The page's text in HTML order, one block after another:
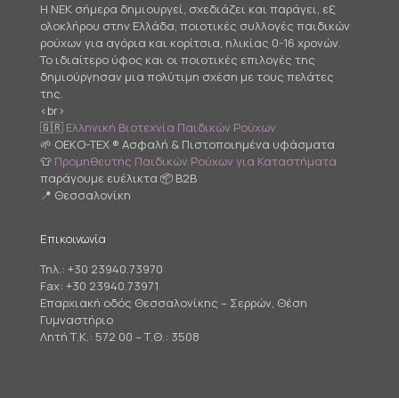
Η NEK σήμερα δημιουργεί, σχεδιάζει και παράγει, εξ
ολοκλήρου στην Ελλάδα, ποιοτικές συλλογές παιδικών
ρούχων για αγόρια και κορίτσια, ηλικίας 0-16 χρονών.
Το ιδιαίτερο ύφος και οι ποιοτικές επιλογές της
δημιούργησαν μια πολύτιμη σχέση με τους πελάτες
της.
<br>
🇬🇷 Ελληνική Βιοτεχνία Παιδικών Ρούχων
🌱 OEKO-TEX ® Ασφαλή & Πιστοποιημένα υφάσματα
👕 Προμηθευτής Παιδικών Ρούχων για Καταστήματα
παράγουμε ευέλικτα 📦 B2B
📍 Θεσσαλονίκη
Επικοινωνία
Τηλ.: +30 23940.73970
Fax: +30 23940.73971
Επαρχιακή οδός Θεσσαλονίκης – Σερρών, Θέση
Γυμναστήριο
Λητή Τ.Κ.: 572 00 – Τ.Θ.: 3508